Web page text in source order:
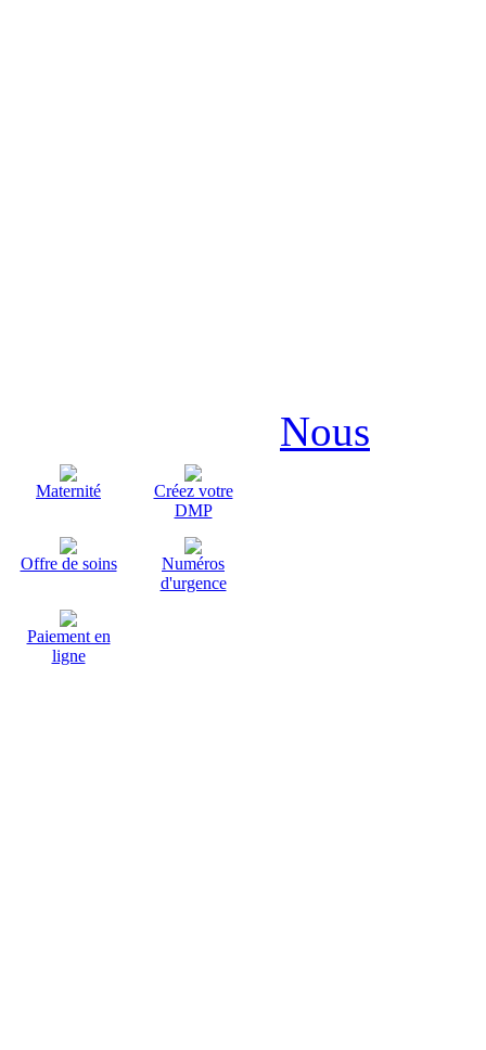
Maternité
Créez votre
DMP
Offre de soins
Numéros
d'urgence
Paiement en
ligne
Nous